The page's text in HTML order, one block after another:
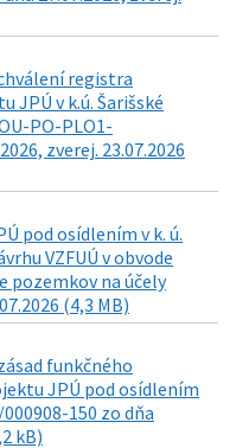
registra
JPÚ v k.ú. Šarišské
PO-PLO1-
zverej. 23.07.2026
pod osídlením v k. ú.
VZFUÚ v obvode
pozemkov na účely
(4,3 MB)
funkčného
JPÚ pod osídlením
150 zo dňa
kB)